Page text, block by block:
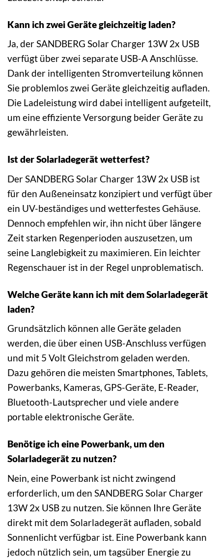
Kann ich zwei Geräte gleichzeitig laden?
Ja, der SANDBERG Solar Charger 13W 2x USB
verfügt über zwei separate USB-A Anschlüsse.
Dank der intelligenten Stromverteilung können
Sie problemlos zwei Geräte gleichzeitig aufladen.
Die Ladeleistung wird dabei intelligent aufgeteilt,
um eine effiziente Versorgung beider Geräte zu
gewährleisten.
Ist der Solarladegerät wetterfest?
Der SANDBERG Solar Charger 13W 2x USB ist
für den Außeneinsatz konzipiert und verfügt über
ein UV-beständiges und wetterfestes Gehäuse.
Dennoch empfehlen wir, ihn nicht über längere
Zeit starken Regenperioden auszusetzen, um
seine Langlebigkeit zu maximieren. Ein leichter
Regenschauer ist in der Regel unproblematisch.
Welche Geräte kann ich mit dem Solarladegerät
laden?
Grundsätzlich können alle Geräte geladen
werden, die über einen USB-Anschluss verfügen
und mit 5 Volt Gleichstrom geladen werden.
Dazu gehören die meisten Smartphones, Tablets,
Powerbanks, Kameras, GPS-Geräte, E-Reader,
Bluetooth-Lautsprecher und viele andere
portable elektronische Geräte.
Benötige ich eine Powerbank, um den
Solarladegerät zu nutzen?
Nein, eine Powerbank ist nicht zwingend
erforderlich, um den SANDBERG Solar Charger
13W 2x USB zu nutzen. Sie können Ihre Geräte
direkt mit dem Solarladegerät aufladen, sobald
Sonnenlicht verfügbar ist. Eine Powerbank kann
jedoch nützlich sein, um tagsüber Energie zu